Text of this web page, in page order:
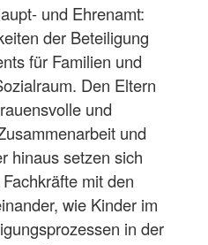
und Ehrenamt:
der Beteiligung
für Familien und
Den Eltern
und
und
hinaus setzen sich
mit den
wie Kinder im
in der